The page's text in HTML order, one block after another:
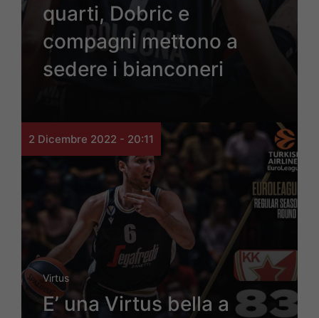
quarti, Dobric e
compagni mettono a
sedere i bianconeri
2 Dicembre 2022 - 20:11
Virtus
E’ una Virtus bella a